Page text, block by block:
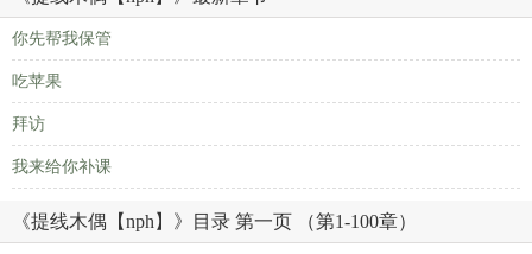
你先帮我保管
吃苹果
拜访
我来给你补课
《提线木偶【nph】》目录 第一页 （第1-100章）